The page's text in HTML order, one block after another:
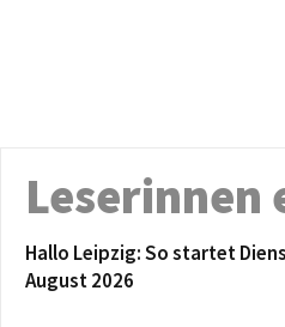
Leserinnen
Hallo Leipzig: So startet
August 2026